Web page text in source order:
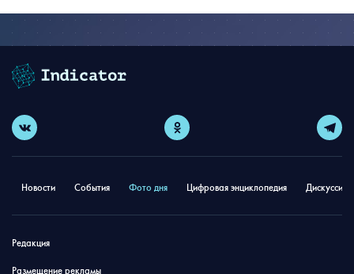
Новости События Фото дня Цифровая энциклопедия
Редакция
Размещение рекламы